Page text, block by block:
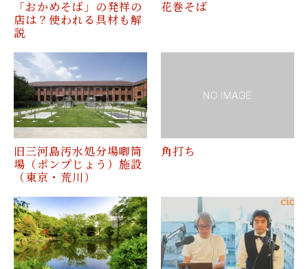
「おかめそば」の発祥の
店は？使われる具材も解
説
花巻そば
旧三河島汚水処分場喞筒
場（ポンプじょう）施設
（東京・荒川）
角打ち